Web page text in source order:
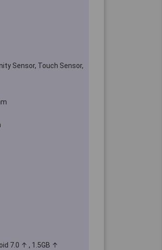
Sensor, Touch Sensor,
7.0 ↑ , 1.5GB ↑